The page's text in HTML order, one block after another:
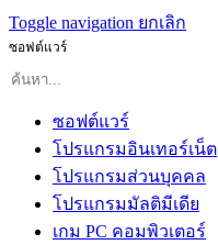
Toggle navigation ยกเลิก
ซอฟต์แวร์
ซอฟต์แวร์
โปรแกรมอินเทอร์เน็ต
โปรแกรมส่วนบุคคล
โปรแกรมมัลติมีเดีย
เกม PC คอมพิวเตอร์